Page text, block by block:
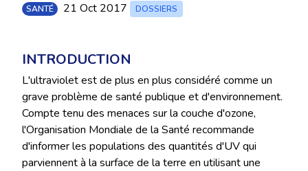
SANTÉ 21 Oct 2017 DOSSIERS
INTRODUCTION
L'ultraviolet est de plus en plus considéré comme un
grave problème de santé publique et d'environnement.
Compte tenu des menaces sur la couche d'ozone,
l'Organisation Mondiale de la Santé recommande
d'informer les populations des quantités d'UV qui
parviennent à la surface de la terre en utilisant une